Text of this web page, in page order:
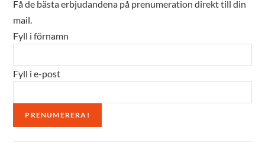
Få de bästa erbjudandena på prenumeration direkt till din
mail.
Fyll i förnamn
Fyll i e-post